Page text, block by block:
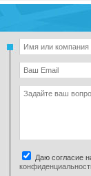
Даю согласие